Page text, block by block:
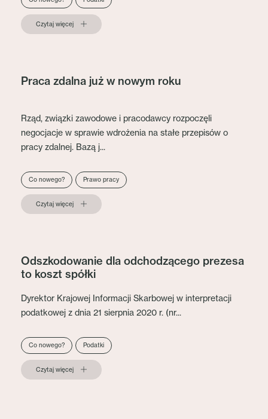
Czytaj więcej
Praca zdalna już w nowym roku
Rząd, związki zawodowe i pracodawcy rozpoczęli
negocjacje w sprawie wdrożenia na stałe przepisów o
pracy zdalnej. Bazą j...
Co nowego? Prawo pracy
Czytaj więcej
Odszkodowanie dla odchodzącego prezesa
to koszt spółki
Dyrektor Krajowej Informacji Skarbowej w interpretacji
podatkowej z dnia 21 sierpnia 2020 r. (nr...
Co nowego? Podatki
Czytaj więcej